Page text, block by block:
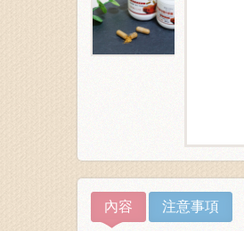
內容 注意事項